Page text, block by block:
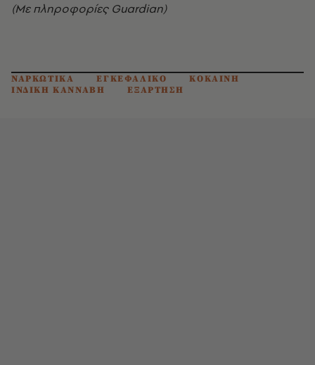
(Με πληροφορίες Guardian)
ΝΑΡΚΩΤΙΚΑ ΕΓΚΕΦΑΛΙΚΟ
ΚΟΚΑΙΝΗ
ΙΝΔΙΚΗ ΚΑΝΝΑΒΗ
ΕΞΑΡΤΗΣΗ